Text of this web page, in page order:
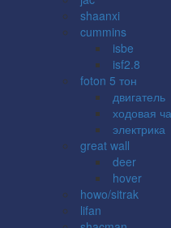
shaanxi
cummins
isbe
isf2.8
foton 5 тон
двигатель
ходовая
электрика
great wall
deer
hover
howo/sitrak
lifan